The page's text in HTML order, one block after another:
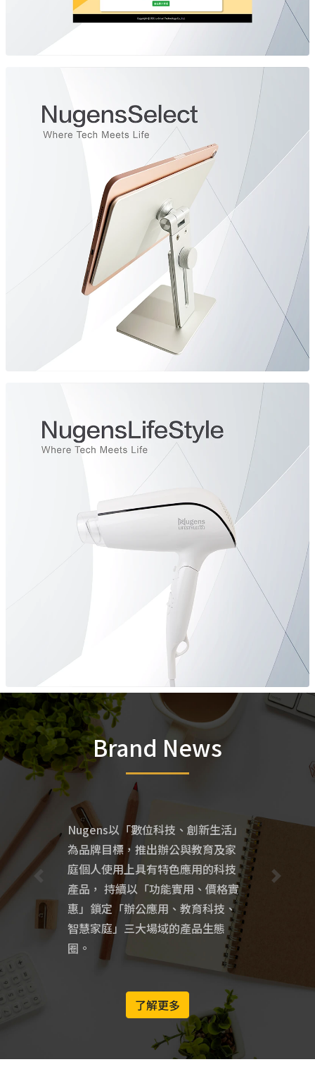
Brand News
Nugens以「數位科技、創新生活」
為品牌目標，推出辦公與教育及家
庭個人使用上具有特色應用的科技
產品， 持續以「功能實用、價格實
惠」鎖定「辦公應用、教育科技、
智慧家庭」三大場域的產品生態
圈。
了解更多